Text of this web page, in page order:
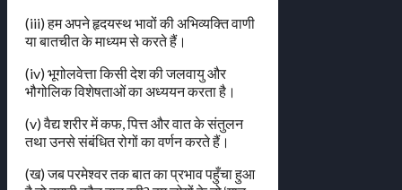
(iii) हम अपने हृदयस्थ भावों की अभिव्यक्ति वाणी
या बातचीत के माध्यम से करते हैं।
(iv) भूगोलवेत्ता किसी देश की जलवायु और
भौगोलिक विशेषताओं का अध्ययन करता है।
(v) वैद्य शरीर में कफ, पित्त और वात के संतुलन
तथा उनसे संबंधित रोगों का वर्णन करते हैं।
(ख) जब परमेश्वर तक बात का प्रभाव पहुँचा हुआ